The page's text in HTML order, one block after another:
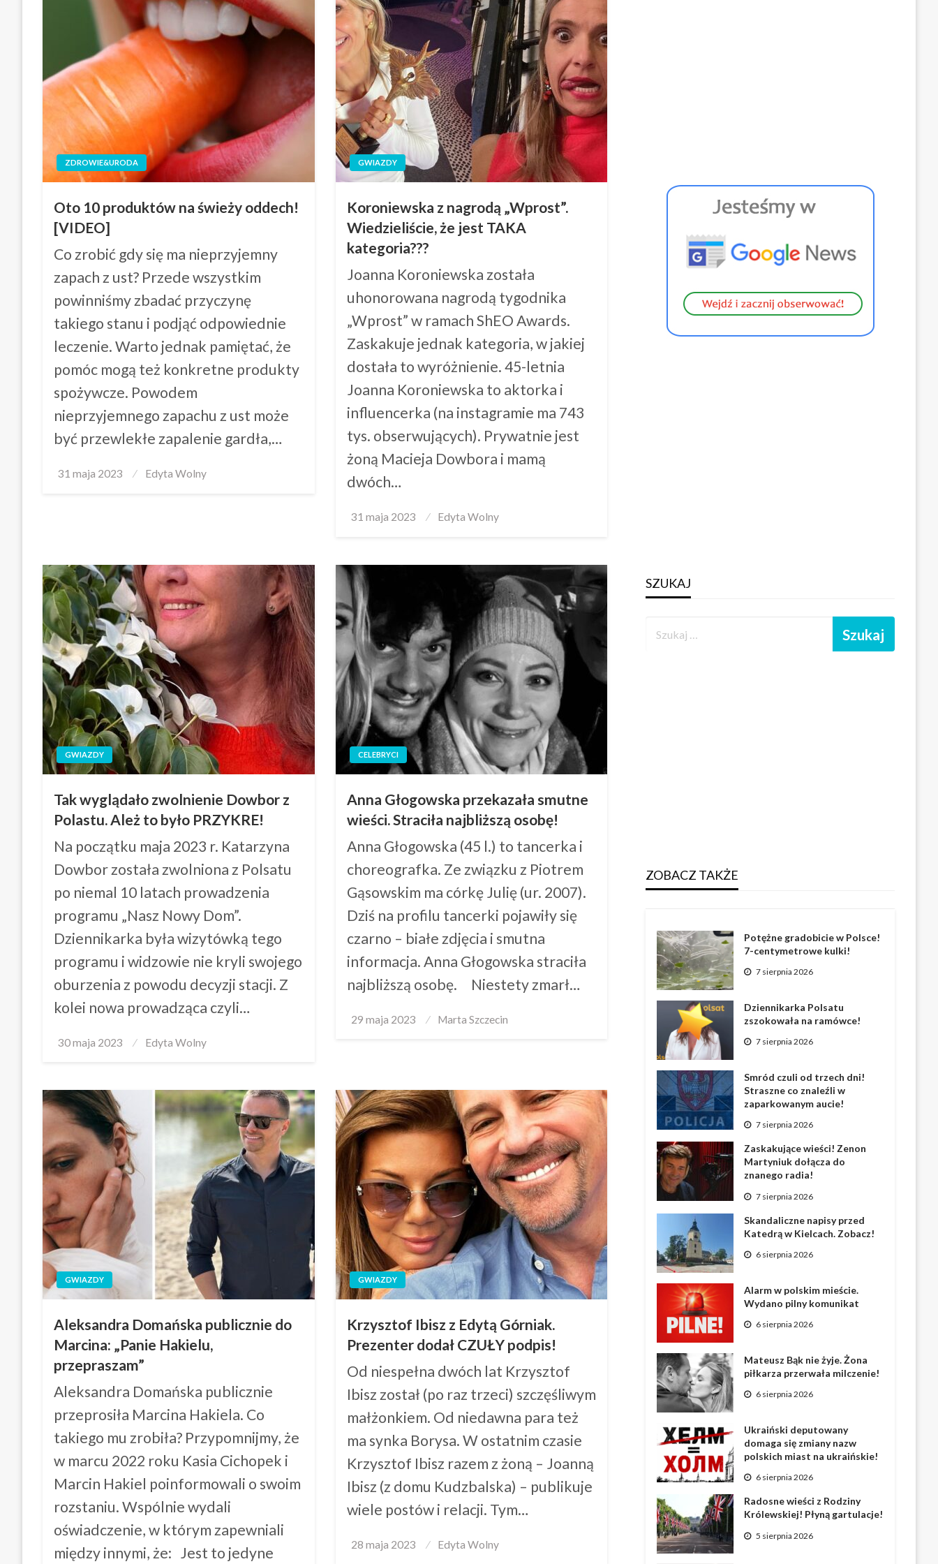
ZDROWIE&URODA
Oto 10 produktów na świeży oddech!
[VIDEO]
Co zrobić gdy się ma nieprzyjemny
zapach z ust? Przede wszystkim
powinniśmy zbadać przyczynę
takiego stanu i podjąć odpowiednie
leczenie. Warto jednak pamiętać, że
pomóc mogą też konkretne produkty
spożywcze. Powodem
nieprzyjemnego zapachu z ust może
być przewlekłe zapalenie gardła,…
Posted
31 maja 2023 Edyta Wolny
GWIAZDY
Koroniewska z nagrodą „Wprost”.
Wiedzieliście, że jest TAKA
kategoria???
Joanna Koroniewska została
uhonorowana nagrodą tygodnika
„Wprost” w ramach ShEO Awards.
Zaskakuje jednak kategoria, w jakiej
dostała to wyróżnienie. 45-letnia
Joanna Koroniewska to aktorka i
influencerka (na instagramie ma 743
tys. obserwujących). Prywatnie jest
żoną Macieja Dowbora i mamą
dwóch…
Posted
31 maja 2023 Edyta Wolny
GWIAZDY
Tak wyglądało zwolnienie Dowbor z
Polastu. Ależ to było PRZYKRE!
Na początku maja 2023 r. Katarzyna
Dowbor została zwolniona z Polsatu
po niemal 10 latach prowadzenia
programu „Nasz Nowy Dom”.
Dziennikarka była wizytówką tego
programu i widzowie nie kryli swojego
oburzenia z powodu decyzji stacji. Z
kolei nowa prowadząca czyli…
Posted
30 maja 2023 Edyta Wolny
CELEBRYCI
Anna Głogowska przekazała smutne
wieści. Straciła najbliższą osobę!
Anna Głogowska (45 l.) to tancerka i
choreografka. Ze związku z Piotrem
Gąsowskim ma córkę Julię (ur. 2007).
Dziś na profilu tancerki pojawiły się
czarno – białe zdjęcia i smutna
informacja. Anna Głogowska straciła
najbliższą osobę. Niestety zmarł…
Posted
29 maja 2023 Marta Szczecin
GWIAZDY
Aleksandra Domańska publicznie do
Marcina: „Panie Hakielu,
przepraszam”
Aleksandra Domańska publicznie
przeprosiła Marcina Hakiela. Co
takiego mu zrobiła? Przypomnijmy, że
w marcu 2022 roku Kasia Cichopek i
Marcin Hakiel poinformowali o swoim
rozstaniu. Wspólnie wydali
oświadczenie, w którym zapewniali
między innymi, że: Jest to jedyne
GWIAZDY
Krzysztof Ibisz z Edytą Górniak.
Prezenter dodał CZUŁY podpis!
Od niespełna dwóch lat Krzysztof
Ibisz został (po raz trzeci) szczęśliwym
małżonkiem. Od niedawna para też
ma synka Borysa. W ostatnim czasie
Krzysztof Ibisz razem z żoną – Joanną
Ibisz (z domu Kudzbalska) – publikuje
wiele postów i relacji. Tym…
Posted
28 maja 2023 Edyta Wolny
SZUKAJ
ZOBACZ TAKŻE
Potężne gradobicie w Polsce!
7-centymetrowe kulki!
7 sierpnia 2026
Dziennikarka Polsatu
zszokowała na ramówce!
7 sierpnia 2026
Smród czuli od trzech dni!
Straszne co znaleźli w
zaparkowanym aucie!
7 sierpnia 2026
Zaskakujące wieści! Zenon
Martyniuk dołącza do
znanego radia!
7 sierpnia 2026
Skandaliczne napisy przed
Katedrą w Kielcach. Zobacz!
6 sierpnia 2026
Alarm w polskim mieście.
Wydano pilny komunikat
6 sierpnia 2026
Mateusz Bąk nie żyje. Żona
piłkarza przerwała milczenie!
6 sierpnia 2026
Ukraiński deputowany
domaga się zmiany nazw
polskich miast na ukraińskie!
6 sierpnia 2026
Radosne wieści z Rodziny
Królewskiej! Płyną gartulacje!
5 sierpnia 2026